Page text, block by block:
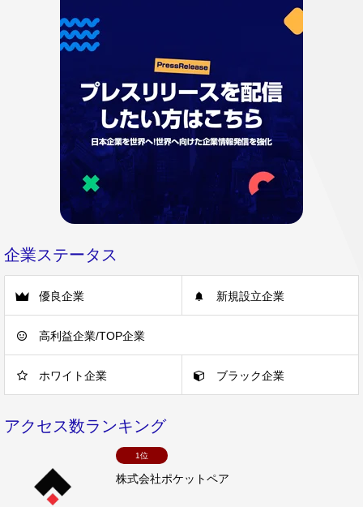
企業ステータス
優良企業 新規設立企業
高利益企業/TOP企業
ホワイト企業 ブラック企業
アクセス数ランキング
1位
株式会社ポケットペア